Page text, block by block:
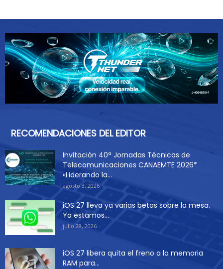
RECOMENDACIONES DEL EDITOR
Invitación 40ª Jornadas Técnicas de
Telecomunicaciones CANAEMTE 2026*
«Liderando la...
agosto 3, 2026
iOS 27 lleva ya varias betas sobre la mesa.
Ya estamos...
julio 28, 2026
iOS 27 libera quita el freno a la memoria
RAM para...